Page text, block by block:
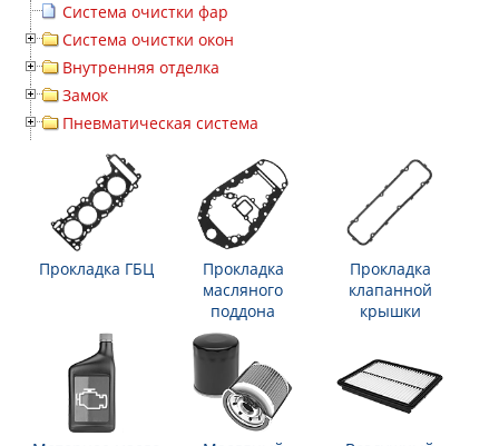
Система очистки фар
Система очистки окон
Внутренняя отделка
Замок
Пневматическая система
Прокладка ГБЦ
Прокладка
масляного
поддона
Прокладка
клапанной
крышки